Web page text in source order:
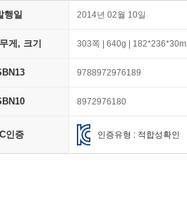
행일 2014년 02월 10일
게, 크기 303쪽 | 640g |
9788972976189
8972976180
인증 인증유형 : 적합성확인